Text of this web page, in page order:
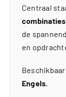
Centraal
de
en
Engels.